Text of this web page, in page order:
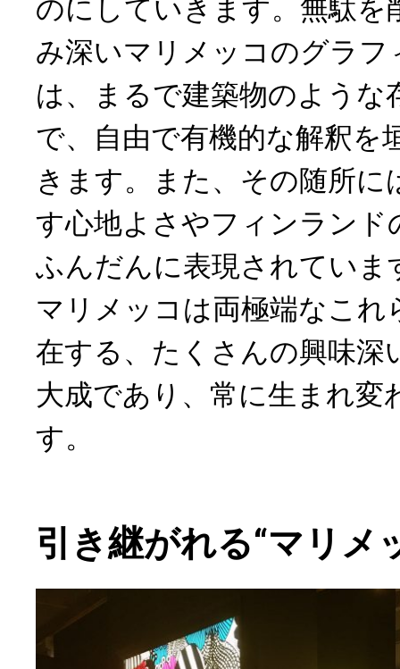
のにしていきます。無駄を
み深いマリメッコのグラ
は、まるで建築物のような
で、自由で有機的な解釈を
きます。また、その随所に
す心地よさやフィンランド
ふんだんに表現されていま
マリメッコは両極端なこれ
在する、たくさんの興味深
大成であり、常に生まれ変
す。
引き継がれる“マリメ